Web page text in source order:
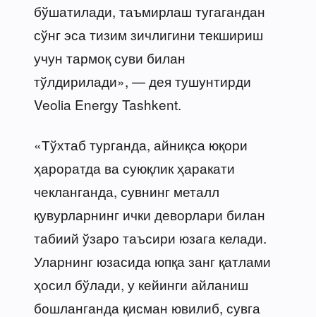
бўшатилади, таъмирлаш тугагандан
сўнг эса тизим зичлигини текшириш
учун тармоқ суви билан
тўлдирилади», — дея тушунтирди
Veolia Energy Tashkent.
«Тўхтаб турганда, айниқса юқори
ҳароратда ва суюқлик ҳаракати
чекланганда, сувнинг металл
қувурларнинг ички деворлари билан
табиий ўзаро таъсири юзага келади.
Уларнинг юзасида юпқа занг қатлами
ҳосил бўлади, у кейинги айланиш
бошланганда қисман ювилиб, сувга